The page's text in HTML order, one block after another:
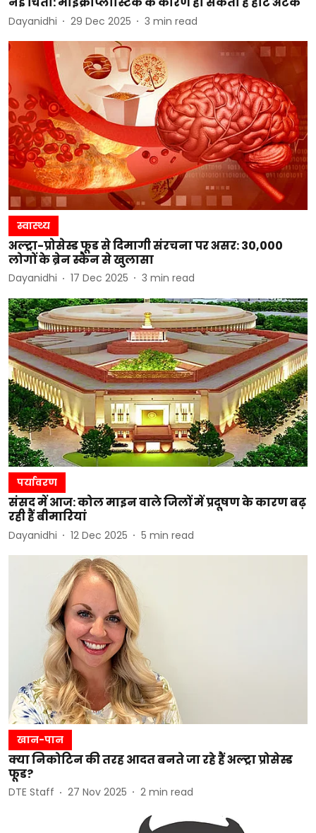
Dayanidhi 29 Dec 2025 3 min read
स्वास्थ्य
अल्ट्रा-प्रोसेस्ड फूड से दिमागी संरचना पर असर: 30,000
लोगों के ब्रेन स्कैन से खुलासा
Dayanidhi 17 Dec 2025 3 min read
पर्यावरण
संसद में आज: कोल माइन वाले जिलों में प्रदूषण के कारण बढ़
रही हैं बीमारियां
Dayanidhi 12 Dec 2025 5 min read
खान-पान
क्या निकोटिन की तरह आदत बनते जा रहे हैं अल्ट्रा प्रोसेस्ड
फूड?
DTE Staff 27 Nov 2025 2 min read